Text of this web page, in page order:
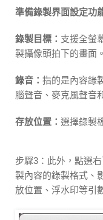
準備錄製界面設定功
錄製目標： 支援全螢
製攝像頭拍下的畫面。
錄音： 指的是內容錄
腦聲音、麥克風聲音
存放位置： 選擇錄製
步驟3：此外，點選
製內容的錄製格式、
放位置、浮水印等引